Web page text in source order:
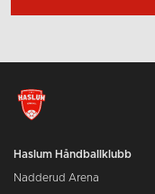
Haslum Håndballklubb
Nadderud Arena